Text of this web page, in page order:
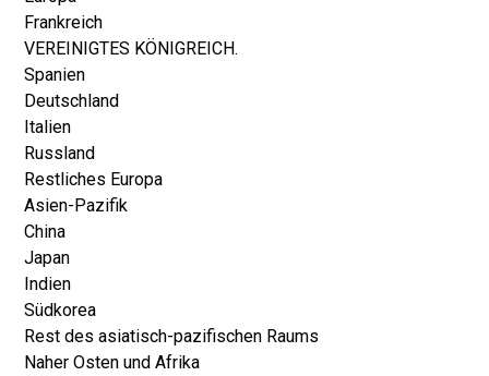
Frankreich
VEREINIGTES KÖNIGREICH.
Spanien
Deutschland
Italien
Russland
Restliches Europa
Asien-Pazifik
China
Japan
Indien
Südkorea
Rest des asiatisch-pazifischen Raums
Naher Osten und Afrika